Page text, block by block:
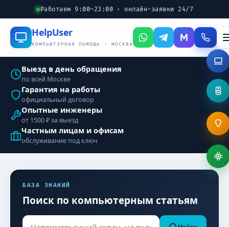
Работаем 9:00–23:00 · онлайн-заявки 24/7
HelpUser
КОМПЬЮТЕРНАЯ ПОМОЩЬ · МОСКВА
Выезд в день обращения
по всей Москве
Гарантия на работы
официальный договор
Опытные инженеры
от 1500 ₽ за выезд
Частным лицам и офисам
обслуживание под ключ
БАЗА ЗНАНИЙ
Поиск по компьютерным статьям